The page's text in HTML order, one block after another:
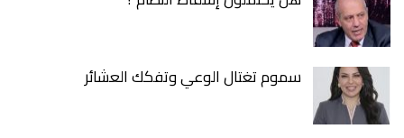
سموم تغتال الوعي وتفكك العشائر